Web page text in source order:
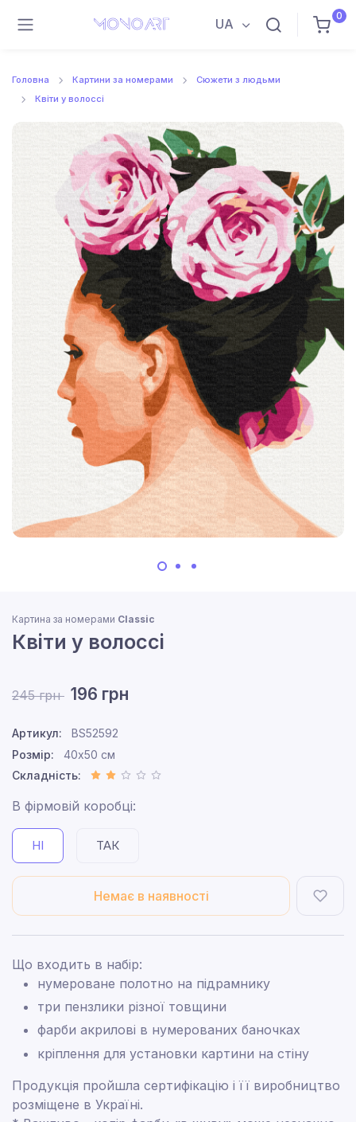
UA
0
Головна Картини за номерами
Сюжети з людьми
Квіти у волоссі
Картина за номерами Classic
Квіти у волоссі
245 грн 196 грн
Артикул:
BS52592
Розмір:
40x50 см
Складність:
В фірмовій коробці:
НІ ТАК
Немає в наявності
Що входить в набір:
нумероване полотно на підрамнику
три пензлики різної товщини
фарби акрилові в нумерованих баночках
кріплення для установки картини на стіну
Продукція пройшла сертифікацію і її виробництво
розміщене в Україні.